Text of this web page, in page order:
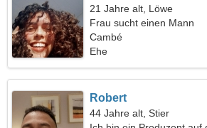
21 Jahre alt, Löwe
Frau sucht einen Mann
Cambé
Ehe
Robert
44 Jahre alt, Stier